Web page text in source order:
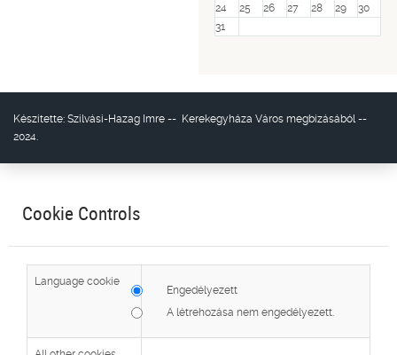
24
25 26 27 28 29
30
31
Készítette: Szilvási-Hazag Imre -- Kerekegyháza Város megbízásából --
2024.
Cookie Controls
Language cookie
Engedélyezett
A létrehozása nem engedélyezett.